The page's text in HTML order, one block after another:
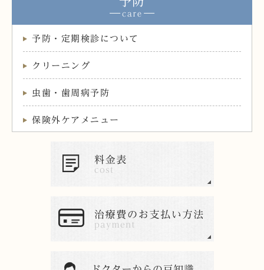
予防・定期検診について
クリーニング
虫歯・歯周病予防
保険外ケアメニュー